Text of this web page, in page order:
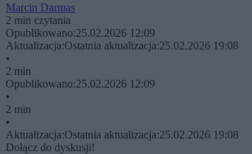
Marcin Darmas
2 min czytania
Opublikowano:25.02.2026 12:09
Aktualizacja:Ostatnia aktualizacja:25.02.2026 19:08
•
2 min
Opublikowano:25.02.2026 12:09
•
2 min
•
Aktualizacja:Ostatnia aktualizacja:25.02.2026 19:08
Dołącz do dyskusji!